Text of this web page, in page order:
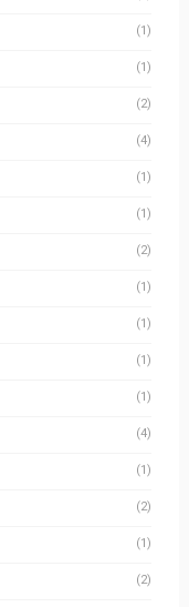
(1)
(1)
(2)
(4)
(1)
(1)
(2)
(1)
(1)
(1)
(1)
(4)
(1)
(2)
(1)
(2)